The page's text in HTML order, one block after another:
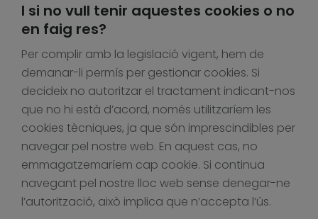
I si no vull tenir aquestes cookies o no
en faig res?
Per complir amb la legislació vigent, hem de
demanar-li permís per gestionar cookies. Si
decideix no autoritzar el tractament indicant-nos
que no hi està d’acord, només utilitzaríem les
cookies tècniques, ja que són imprescindibles per
navegar pel nostre web. En aquest cas, no
emmagatzemaríem cap cookie. Si continua
navegant pel nostre lloc web sense denegar-ne
l’autorització, això implica que n’accepta l’ús.